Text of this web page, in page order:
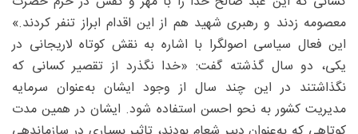
معصومه زدند و رهبری شهید هم از این اقدام ابراز تنفر کردند.»
این فعال سیاسی اصولگرا با اشاره به نقش کوتاه لاریجانی در
یکی، دو سال گذشته گفت: «خدا نگذرد از تقصیر کسانی که
نگذاشتند در این چند سال از وجود‌ ایشان به‌عنوان سرمایه
مدیریت کشور به نحو احسن استفاده شود. ‌ایشان در همین مدت